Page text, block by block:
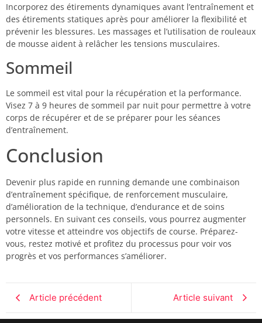
Incorporez des étirements dynamiques avant l’entraînement et
des étirements statiques après pour améliorer la flexibilité et
prévenir les blessures. Les massages et l’utilisation de rouleaux
de mousse aident à relâcher les tensions musculaires.
Sommeil
Le sommeil est vital pour la récupération et la performance.
Visez 7 à 9 heures de sommeil par nuit pour permettre à votre
corps de récupérer et de se préparer pour les séances
d’entraînement.
Conclusion
Devenir plus rapide en running demande une combinaison
d’entraînement spécifique, de renforcement musculaire,
d’amélioration de la technique, d’endurance et de soins
personnels. En suivant ces conseils, vous pourrez augmenter
votre vitesse et atteindre vos objectifs de course. Préparez-
vous, restez motivé et profitez du processus pour voir vos
progrès et vos performances s’améliorer.
Article précédent Article suivant